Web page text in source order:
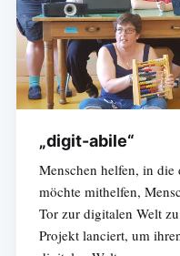
„digit-abile“
Menschen helfen, in
möchte mithelfen,
Tor zur digitalen Welt
Projekt lanciert, um